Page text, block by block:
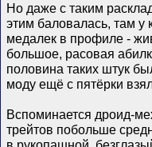
Но даже с таким
этим баловалась, там
медалек в профиле -
большое, расовая
половина таких штук
моду ещё с пятёрки
Вспоминается дроид-
трейтов побольше